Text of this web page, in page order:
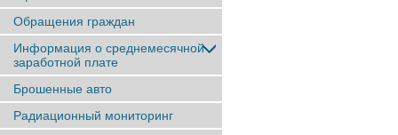
Обращения граждан
Информация о среднемесячной
заработной плате
Брошенные авто
Радиационный мониторинг